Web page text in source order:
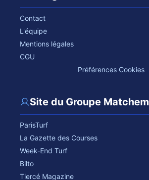
Contact
L'équipe
Mentions légales
CGU
Préférences Cookies
Site du Groupe Matchem
ParisTurf
La Gazette des Courses
Week-End Turf
Bilto
Tiercé Magazine